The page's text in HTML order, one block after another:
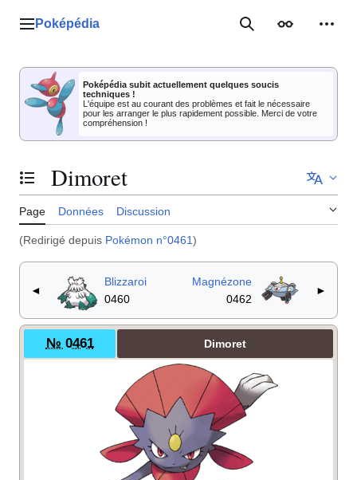
Menu principal
Poképédia RechercherApparence
Poképédia subit actuellement quelques soucis
techniques !
L'équipe est au courant des problèmes et fait le nécessaire
pour les arranger le plus rapidement possible. Merci de votre
compréhension !
Basculer la table des matières
Dimoret
Page Données Discussion
(Redirigé depuis Pokémon n°0461)
◄
Blizzaroi
0460
Magnézone
0462
►
№ 0461 Dimoret